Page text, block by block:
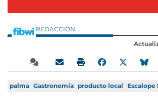
REDACCIÓN
palma Gastronomía producto local Escalope